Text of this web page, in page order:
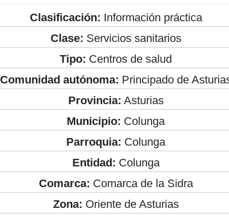
Clasificación: Información práctica
Clase: Servicios sanitarios
Tipo: Centros de salud
Comunidad autónoma: Principado de
Provincia: Asturias
Municipio: Colunga
Parroquia: Colunga
Entidad: Colunga
Comarca: Comarca de la Sidra
Zona: Oriente de Asturias